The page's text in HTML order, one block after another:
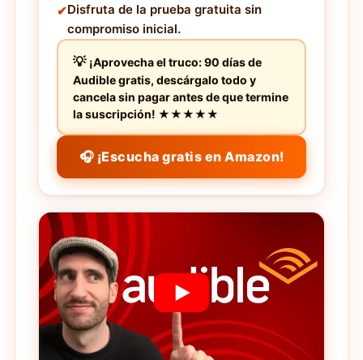
Disfruta de la prueba gratuita sin
compromiso inicial.
¡Aprovecha el truco: 90 días de
Audible gratis, descárgalo todo y
cancela sin pagar antes de que termine
la suscripción! ★★★★★
🎧 ¡Escucha gratis en Amazon!